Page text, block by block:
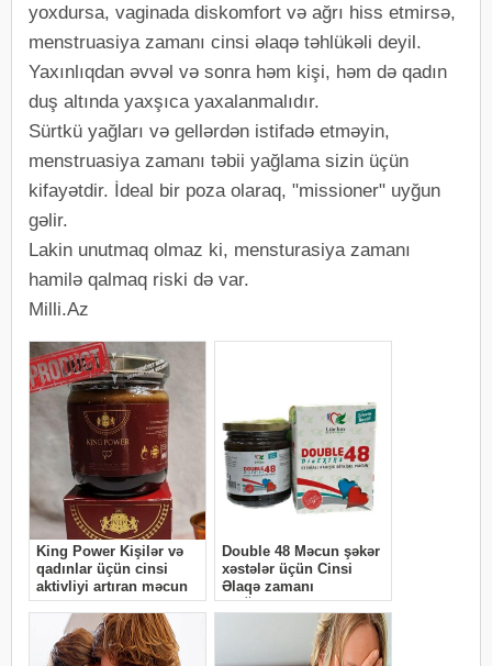
yoxdursa, vaginada diskomfort və ağrı hiss etmirsə,
menstruasiya zamanı cinsi əlaqə təhlükəli deyil.
Yaxınlıqdan əvvəl və sonra həm kişi, həm də qadın
duş altında yaxşıca yaxalanmalıdır.
Sürtkü yağları və gellərdən istifadə etməyin,
menstruasiya zamanı təbii yağlama sizin üçün
kifayətdir. İdeal bir poza olaraq, "missioner" uyğun
gəlir.
Lakin unutmaq olmaz ki, mensturasiya zamanı
hamilə qalmaq riski də var.
Milli.Az